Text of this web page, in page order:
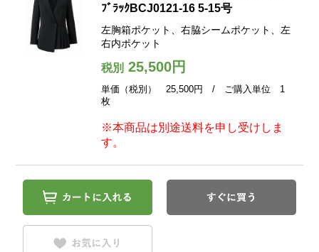
ﾌﾞﾗｯｸBCJ0121-16 5-15号
左胸箱ポケット、右脇シームポケット、左
右内ポケット
税別25,500円
単価（税別） 25,500円 / ご購入単位 1
枚
※本商品は別途送料を申し受けしま
す。